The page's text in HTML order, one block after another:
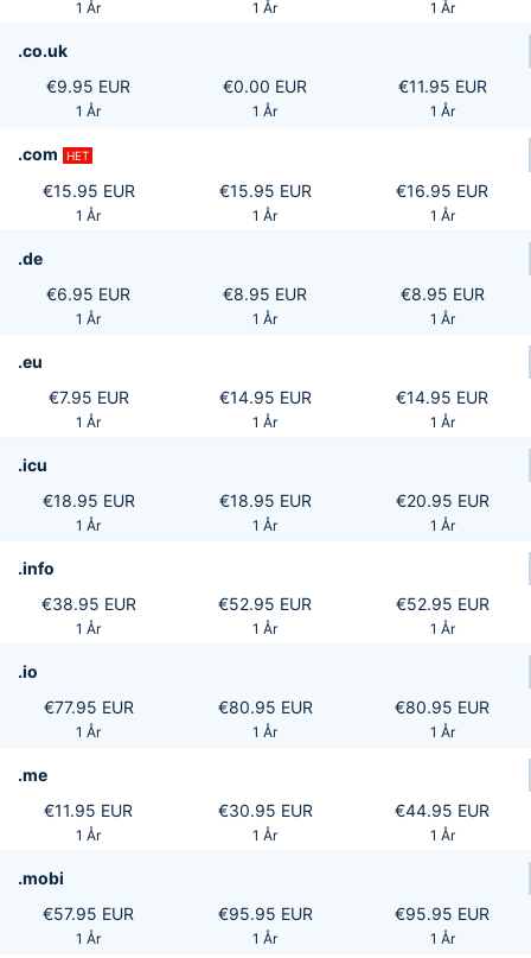
1 År 1 År 1 År
.co.uk
€9.95 EUR
1 År
€0.00 EUR
1 År
€11.95 EUR
1 År
.com HET
€15.95 EUR
1 År
€15.95 EUR
1 År
€16.95 EUR
1 År
.de
€6.95 EUR
1 År
€8.95 EUR
1 År
€8.95 EUR
1 År
.eu
€7.95 EUR
1 År
€14.95 EUR
1 År
€14.95 EUR
1 År
.icu
€18.95 EUR
1 År
€18.95 EUR
1 År
€20.95 EUR
1 År
.info
€38.95 EUR
1 År
€52.95 EUR
1 År
€52.95 EUR
1 År
.io
€77.95 EUR
1 År
€80.95 EUR
1 År
€80.95 EUR
1 År
.me
€11.95 EUR
1 År
€30.95 EUR
1 År
€44.95 EUR
1 År
.mobi
€57.95 EUR
1 År
€95.95 EUR
1 År
€95.95 EUR
1 År